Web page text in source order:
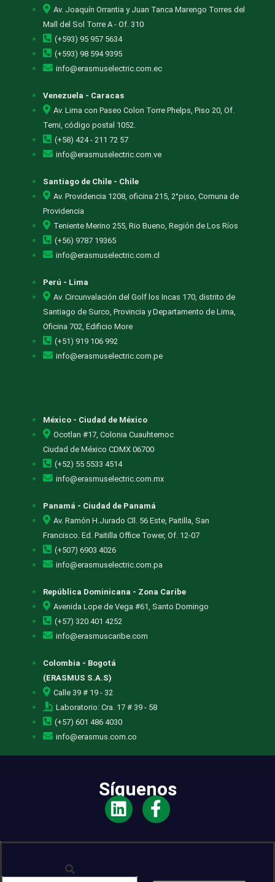
Av. Joaquín Orrantia y Juan Tanca Marengo Torres del
Mall del Sol Torre A - Of. 310
(+593) 95 957 5634
(+593) 98 594 9395
info@erasmuselectric.com.ec
Venezuela - Caracas
Av. Lima con Paseo Colon Torre Phelps, Piso 20, Of.
Temi, código postal 1052.
(+58) 424 - 211 72 57
info@erasmuselectric.com.ve
Santiago de Chile - Chile
Av. Providencia 1208, oficina 215, 2°piso, Comuna de
Providencia
Teniente Merino 255, Rio Bueno, Región de Los Ríos
(+56) 9787 19365
info@erasmuselectric.com.cl
Perú - Lima
Av. Circunvalación del Golf los Incas 170, distrito de
Santiago de Surco, Provincia y Departamento de Lima,
Oficina 702, Edificio More
(+51) 919 106 992
info@erasmuselectric.com.pe
México - Ciudad de México
Ocotlan #17, Colonia Cuauhtemoc
Ciudad de México CDMX 06700
(+52) 55 5533 4514
info@erasmuselectric.com.mx
Panamá - Ciudad de Panamá
Av. Ramón H.Jurado Cll. 56 Este, Paitilla, San
Francisco. Ed. Paitilla Office Tower, Of. 12-07
(+507) 6903 4026
info@erasmuselectric.com.pa
República Dominicana - Zona Caribe
Avenida Lope de Vega #61, Santo Domingo
(+57) 320 401 4252
info@erasmuscaribe.com
Colombia - Bogotá
(ERASMUS S.A.S)
Calle 39 # 19 - 32
Laboratorio: Cra. 17 # 39 - 58
(+57) 601 486 4030
info@erasmus.com.co
Síguenos